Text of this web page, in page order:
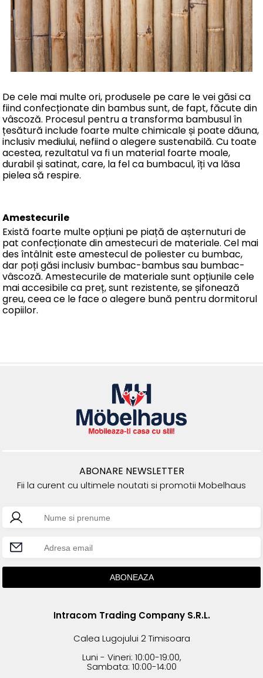
De cele mai multe ori, produsele pe care le vei găsi ca
fiind confecționate din bambus sunt, de fapt, făcute din
vâscoză. Procesul pentru a transforma bambusul în
țesătură include foarte multe chimicale și poate dăuna,
inclusiv mediului, nefiind o alegere sustenabilă. Cu toate
acestea, rezultatul va fi un material foarte moale,
durabil și satinat, care, la fel ca bumbacul, îți va lăsa
pielea să respire.
Amestecurile
Există foarte multe opțiuni pe piață de așternuturi de
pat confecționate din amestecuri de materiale. Cel mai
des întâlnit este amestecul de poliester cu bumbac,
dar poți găsi inclusiv bumbac-bambus sau bumbac-
vâscoză. Amestecurile de materiale sunt opțiunile cele
mai accesibile ca preț, sunt rezistente, se șifonează
greu, ceea ce le face o alegere bună pentru dormitorul
copiilor.
ABONARE NEWSLETTER
Fii la curent cu ultimele noutati si promotii Mobelhaus
Intracom Trading Company S.R.L.
Calea Lugojului 2 Timisoara
Luni - Vineri: 10:00-19:00,
Sambata: 10:00-14:00